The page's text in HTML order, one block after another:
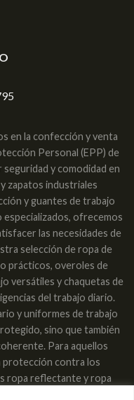
en la confección y venta
Personal (EPP) de
seguridad y comodidad en
zapatos industriales
y guantes de trabajo
ofrecemos
las necesidades de
selección de ropa de
prácticos, overoles de
versátiles y chaquetas de
del trabajo diario.
y uniformes de trabajo
sino que también
Para aquellos
protección contra los
ropa reflectante y ropa